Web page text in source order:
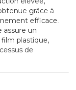
grâce à
efficace.
un
plastique,
de